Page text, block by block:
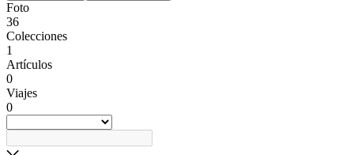
Foto
36
Colecciones
1
Artículos
0
Viajes
0